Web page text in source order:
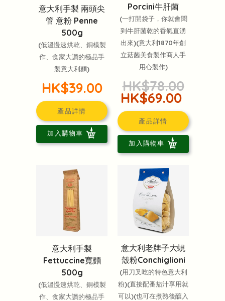
意大利手製 兩頭尖
管 意粉 Penne
500g
(低溫慢速烘乾、銅模製
作、食家大讚的極品手
製意大利麵)
HK$39.00
產品詳情
加入購物車
Porcini牛肝菌
(一打開袋子，你就會聞
到牛肝菌乾的香氣直湧
出來)(意大利1870年創
立菇菌美食製作商人手
用心製作)
HK$78.00
HK$69.00
產品詳情
加入購物車
意大利手製
Fettuccine寬麵
500g
(低溫慢速烘乾、銅模製
作、食家大讚的極品手
意大利老牌子大蜆
殼粉Conchiglioni
(用刀叉吃的特色意大利
粉)(直接配番茄汁享用就
可以)(也可在煮熟後釀入